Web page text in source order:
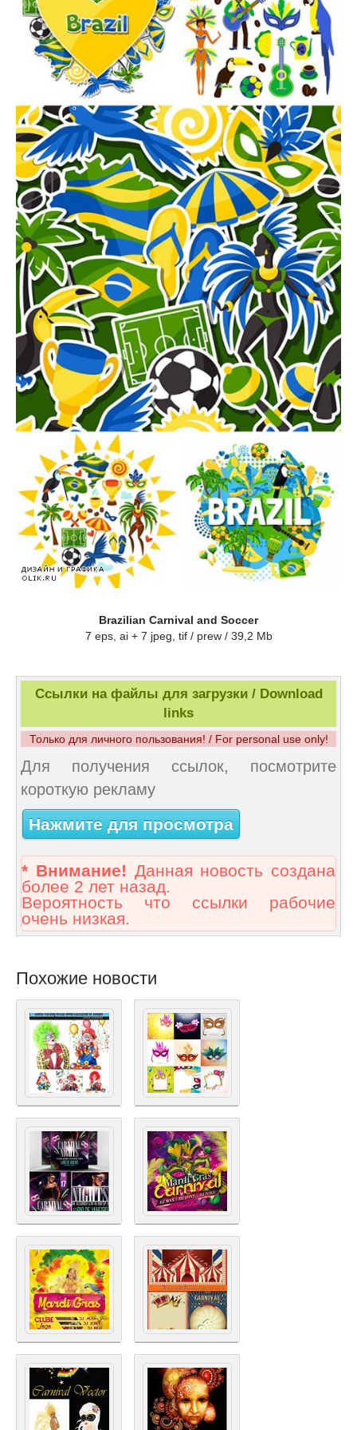
Brazilian Carnival and Soccer
7 eps, ai + 7 jpeg, tif / prew / 39,2 Mb
Ссылки на файлы для загрузки / Download
links
Только для личного пользования! / For personal use only!
Для получения ссылок, посмотрите
короткую рекламу
Нажмите для просмотра
* Внимание! Данная новость создана
более 2 лет назад.
Вероятность что ссылки рабочие
очень низкая.
Похожие новости